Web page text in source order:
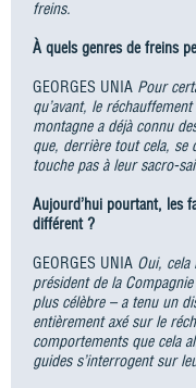
freins.
À quels genres de freins
GEORGES UNIA Pour
qu’avant, le
montagne a déjà connu
que, derrière tout cela, se
touche pas à leur sacro-
Aujourd’hui pourtant, les
différent ?
GEORGES UNIA Oui,
président de la
plus célèbre – a tenu un
entièrement axé sur le
comportements que cela
guides s’interrogent sur